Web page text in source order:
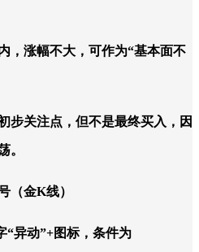
，涨幅不大，可作为“基本面不
步关注点，但不是最终买入，因
。
金K线）
“异动”+图标，条件为